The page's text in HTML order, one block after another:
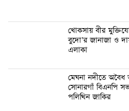
খোকসায় বীর
বুদো’র জানাজা ও
এলাকা
মেঘনা নদীতে অবৈধ
সোনারগাঁ বিএনপি
পলিথিন জাকির